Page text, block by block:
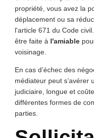
propriété, vous avez la
déplacement ou sa
l'article 671 du Code
être faite à l'amiable
voisinage.
En cas d’échec des
médiateur peut s’avérer
judiciaire, longue et
différentes formes de
parties.